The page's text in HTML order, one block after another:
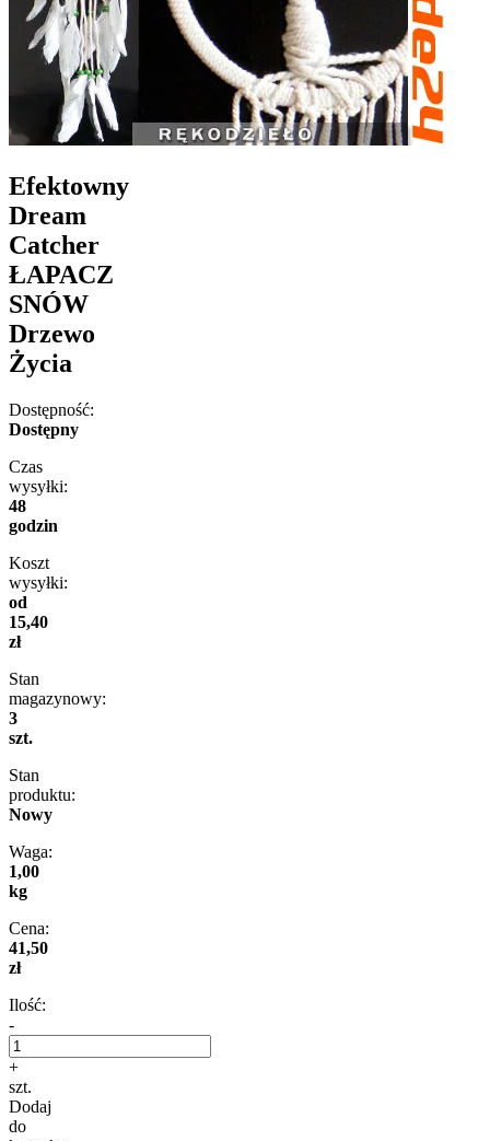
Efektowny
Dream
Catcher
ŁAPACZ
SNÓW
Drzewo
Życia
Dostępność:
Dostępny
Czas
wysyłki:
48
godzin
Koszt
wysyłki:
od
15,40
zł
Stan
magazynowy:
3
szt.
Stan
produktu:
Nowy
Waga:
1,00
kg
Cena:
41,50
zł
Ilość:
-
+
szt.
Dodaj
do